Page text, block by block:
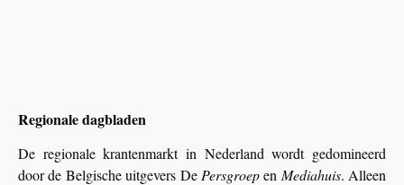
Regionale dagbladen
De regionale krantenmarkt in Nederland wordt gedomineerd
door de Belgische uitgevers De Persgroepen Mediahuis. Alleen